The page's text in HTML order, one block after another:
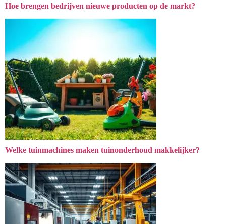
Hoe brengen bedrijven nieuwe producten op de markt?
Welke tuinmachines maken tuinonderhoud makkelijker?